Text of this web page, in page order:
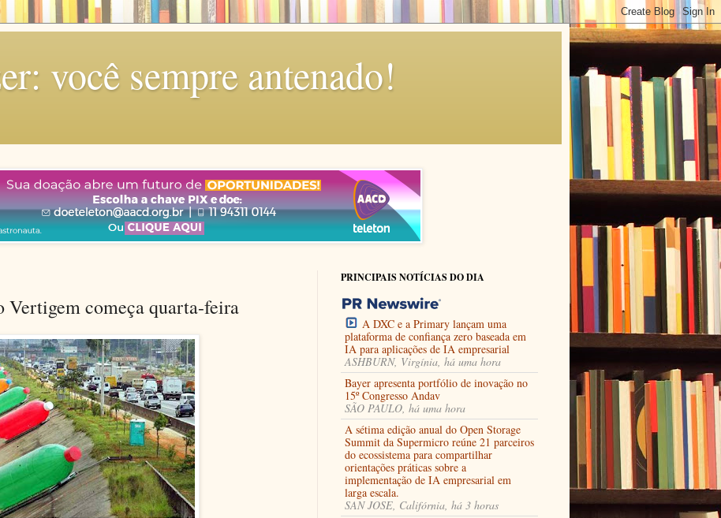
você sempre antenado!
Vertigem começa quarta-feira
PRINCIPAIS NOTÍCIAS DO DIA
A DXC e a Primary lançam uma
plataforma de confiança zero baseada em
IA para aplicações de IA empresarial
ASHBURN, Virgínia, há uma hora
Bayer apresenta portfólio de inovação no
15º Congresso Andav
SÃO PAULO, há uma hora
A sétima edição anual do Open Storage
Summit da Supermicro reúne 21 parceiros
do ecossistema para compartilhar
orientações práticas sobre a
implementação de IA empresarial em
larga escala.
SAN JOSE, Califórnia, há 3 horas